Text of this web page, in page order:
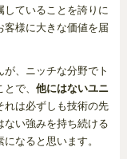
していることを誇りに
客様に大きな価値を届
、ニッチな分野でト
で、 他にはないユニ
れは必ずしも技術の先
ない強みを持ち続ける
なると思います。